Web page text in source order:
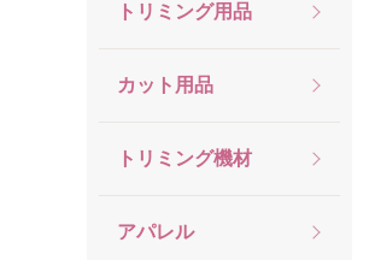
トリミング用品
カット用品
トリミング機材
アパレル